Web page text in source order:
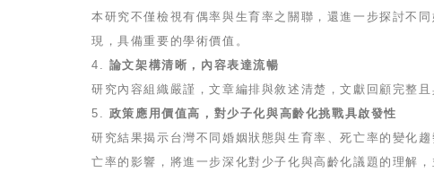
本研究不僅檢視有偶率與生育率之關聯，還進一步探討不
現，具備重要的學術價值。
4. 論文架構清晰，內容表達流暢
研究內容組織嚴謹，文章編排與敘述清楚，文獻回顧完整
5. 政策應用價值高，對少子化與高齡化挑戰具啟發性
研究結果揭示台灣不同婚姻狀態與生育率、死亡率的變化
亡率的影響，將進一步深化對少子化與高齡化議題的理解